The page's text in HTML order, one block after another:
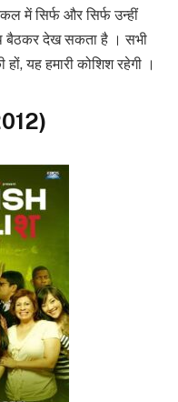
में सिर्फ और सिर्फ उन्हीं
बैठकर देख सकता है । सभी
हों, यह हमारी कोशिश रहेगी ।